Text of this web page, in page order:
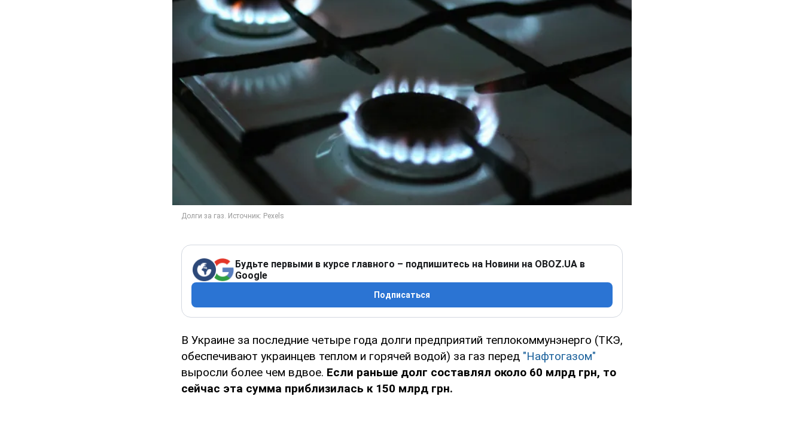
Будьте первыми в курсе главного – подпишитесь на Новини на OBOZ.UA в
Google
Подписаться
В Украине за последние четыре года долги предприятий теплокоммунэнерго (ТКЭ,
обеспечивают украинцев теплом и горячей водой) за газ перед "Нафтогазом"
выросли более чем вдвое. Если раньше долг составлял около 60 млрд грн, то
сейчас эта сумма приблизилась к 150 млрд грн.